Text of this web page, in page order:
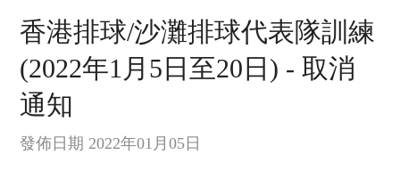
香港排球/沙灘排球代表隊訓練
(2022年1月5日至20日) - 取消
通知
發佈日期 2022年01月05日